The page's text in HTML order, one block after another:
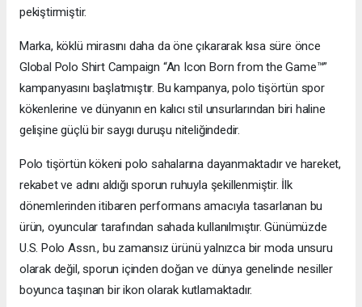
pekiştirmiştir.
Marka, köklü mirasını daha da öne çıkararak kısa süre önce
Global Polo Shirt Campaign “An Icon Born from the Game™”
kampanyasını başlatmıştır. Bu kampanya, polo tişörtün spor
kökenlerine ve dünyanın en kalıcı stil unsurlarından biri haline
gelişine güçlü bir saygı duruşu niteliğindedir.
Polo tişörtün kökeni polo sahalarına dayanmaktadır ve hareket,
rekabet ve adını aldığı sporun ruhuyla şekillenmiştir. İlk
dönemlerinden itibaren performans amacıyla tasarlanan bu
ürün, oyuncular tarafından sahada kullanılmıştır. Günümüzde
U.S. Polo Assn., bu zamansız ürünü yalnızca bir moda unsuru
olarak değil, sporun içinden doğan ve dünya genelinde nesiller
boyunca taşınan bir ikon olarak kutlamaktadır.